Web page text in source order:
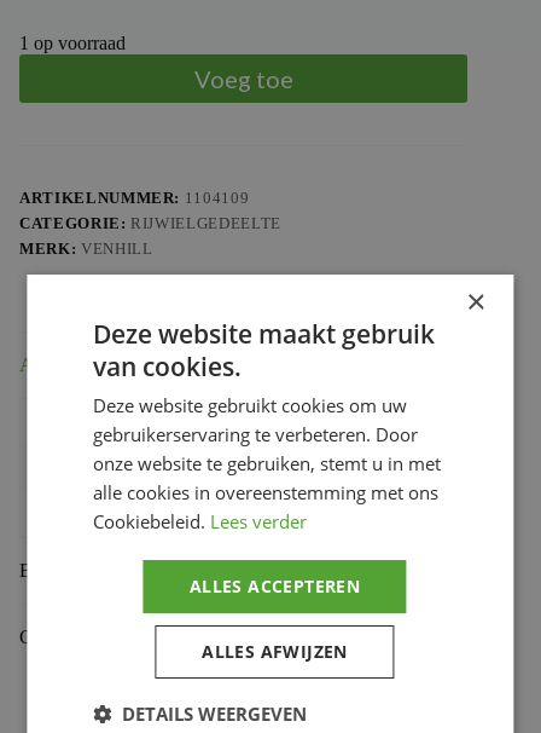
1 op voorraad
Voeg toe
ARTIKELNUMMER: 1104109
CATEGORIE: RIJWIELGEDEELTE
MERK: VENHILL
Aanvullende informatie
Bihr productcode 1104109
Productmerk
Beoordelingen (0)
Gekoppelde Motoren
×
Deze website maakt gebruik
van cookies.
Deze website gebruikt cookies om uw
gebruikerservaring te verbeteren. Door
onze website te gebruiken, stemt u in met
alle cookies in overeenstemming met ons
Cookiebeleid. Lees verder
ALLES ACCEPTEREN
ALLES AFWIJZEN
DETAILS WEERGEVEN